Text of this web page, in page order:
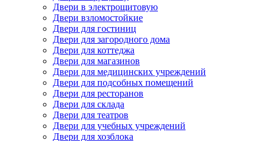
Двери в электрощитовую
Двери взломостойкие
Двери для гостиниц
Двери для загородного дома
Двери для коттеджа
Двери для магазинов
Двери для медицинских учреждений
Двери для подсобных помещений
Двери для ресторанов
Двери для склада
Двери для театров
Двери для учебных учреждений
Двери для хозблока